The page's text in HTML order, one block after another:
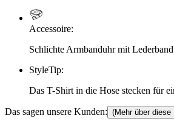
Accessoire:
Schlichte Armbanduhr mit Lederband
StyleTip:
Das T-Shirt in die Hose stecken für
Das sagen unsere Kunden: (Mehr über diese